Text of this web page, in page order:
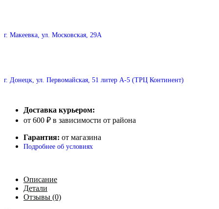
г. Макеевка, ул. Московская, 29А
г. Донецк, ул. Первомайская, 51 литер А-5 (ТРЦ Континент)
Доставка курьером:
от 600 ₽ в зависимости от района
Гарантия: от магазина
Подробнее об условиях
Описание
Детали
Отзывы (0)